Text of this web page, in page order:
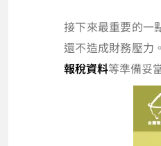
接下來最重要的一
還不造成財務壓力
報稅資料等準備妥